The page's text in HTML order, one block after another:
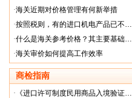
·海关近期对价格管理有何新举措
·按照税则，有的进口机电产品已不…
·什么是海关参考价格？其主要基础…
·海关审价如何提高工作效率
商检指南
· 《进口许可制度民用商品入境验证…